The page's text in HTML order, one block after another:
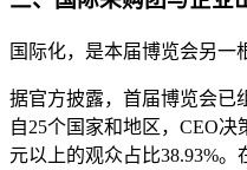
国际化，是本届博览会另一
据官方披露，首届博览会已
自25个国家和地区，CEO决
元以上的观众占比38.93%